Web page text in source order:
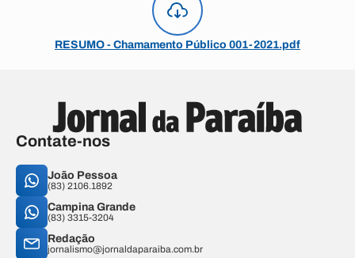
RESUMO - Chamamento Público 001-2021.pdf
Contate-nos
João Pessoa
(83) 2106.1892
Campina Grande
(83) 3315-3204
Redação
jornalismo@jornaldaparaiba.com.br